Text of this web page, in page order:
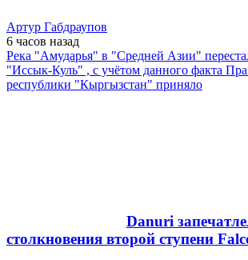
Артур Габдраупов
6 часов назад
Река "Амударья" в "Средней Азии"
"Иссык-Куль" , с учётом данного факта
республики "Кыргызстан" приняло
Danuri
столкновения второй ступени